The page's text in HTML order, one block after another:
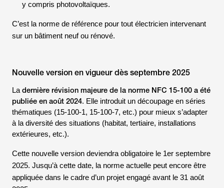
y compris photovoltaïques.
C’est la norme de référence pour tout électricien intervenant
sur un bâtiment neuf ou rénové.
Nouvelle version en vigueur dès septembre 2025
La dernière révision majeure de la norme NFC 15-100 a été
publiée en août 2024. Elle introduit un découpage en séries
thématiques (15-100-1, 15-100-7, etc.) pour mieux s’adapter
à la diversité des situations (habitat, tertiaire, installations
extérieures, etc.).
Cette nouvelle version deviendra obligatoire le 1er septembre
2025. Jusqu’à cette date, la norme actuelle peut encore être
appliquée dans le cadre d’un projet engagé avant le 31 août